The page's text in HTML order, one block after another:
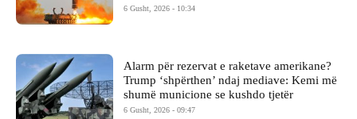
6 Gusht, 2026 - 10:34
Alarm për rezervat e raketave amerikane?
Trump ‘shpërthen’ ndaj mediave: Kemi më
shumë municione se kushdo tjetër
6 Gusht, 2026 - 09:47